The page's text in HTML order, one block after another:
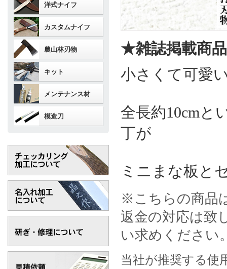
★雑誌掲載商
小さくて可愛
全長約10cmと
丁が
ミニまな板と
※こちらの商品
返金の対応は致
い求めください
当社が推奨する使
洋式ナイフ
カスタムナイフ
農山林刃物
キット
メンテナンス材
模造刀